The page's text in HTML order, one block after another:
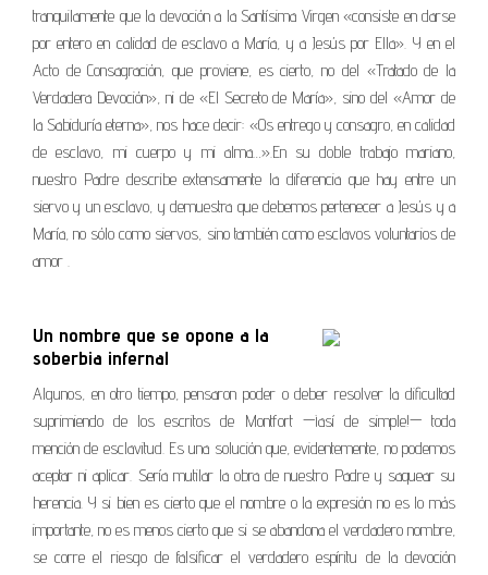
tranquilamente que la devoción a la Santísima Virgen «consiste en darse
por entero en calidad de esclavo a María, y a Jesús por Ella». Y en el
Acto de Consagración, que proviene, es cierto, no del «Tratado de la
Verdadera Devoción», ni de «El Secreto de María», sino del «Amor de
la Sabiduría eterna», nos hace decir: «Os entrego y consagro, en calidad
de esclavo, mi cuerpo y mi alma…».En su doble trabajo mariano,
nuestro Padre describe extensamente la diferencia que hay entre un
siervo y un esclavo, y demuestra que debemos pertenecer a Jesús y a
María, no sólo como siervos, sino también como esclavos voluntarios de
amor .
Un nombre que se opone a la
soberbia infernal
Algunos, en otro tiempo, pensaron poder o deber resolver la dificultad
suprimiendo de los escritos de Montfort —¡así de simple!— toda
mención de esclavitud. Es una solución que, evidentemente, no podemos
aceptar ni aplicar. Sería mutilar la obra de nuestro Padre y saquear su
herencia. Y si bien es cierto que el nombre o la expresión no es lo más
importante, no es menos cierto que si se abandona el verdadero nombre,
se corre el riesgo de falsificar el verdadero espíritu de la devoción